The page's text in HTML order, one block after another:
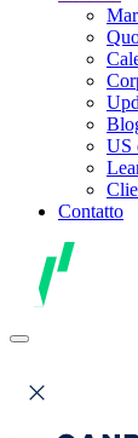
US
Contatto